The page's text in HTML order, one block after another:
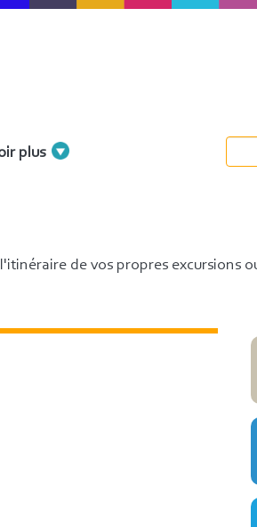
plus
de vos propres excursions